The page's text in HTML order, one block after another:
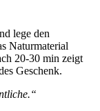
lege den
Naturmaterial
20-30 min zeigt
Geschenk.